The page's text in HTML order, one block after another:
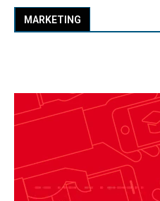
MARKETING